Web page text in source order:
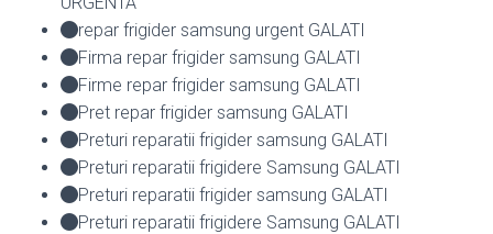
repar frigider samsung urgent GALATI
Firma repar frigider samsung GALATI
Firme repar frigider samsung GALATI
Pret repar frigider samsung GALATI
Preturi reparatii frigider samsung GALATI
Preturi reparatii frigidere Samsung GALATI
Preturi reparatii frigider samsung GALATI
Preturi reparatii frigidere Samsung GALATI